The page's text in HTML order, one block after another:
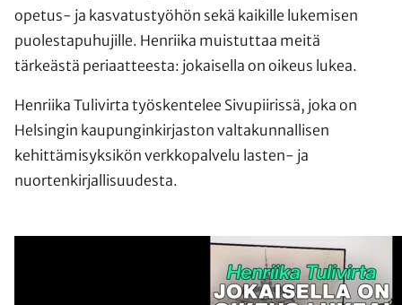
opetus- ja kasvatustyöhön sekä kaikille lukemisen
puolestapuhujille. Henriika muistuttaa meitä
tärkeästä periaatteesta: jokaisella on oikeus lukea.
Henriika Tulivirta työskentelee Sivupiirissä, joka on
Helsingin kaupunginkirjaston valtakunnallisen
kehittämisyksikön verkkopalvelu lasten- ja
nuortenkirjallisuudesta.